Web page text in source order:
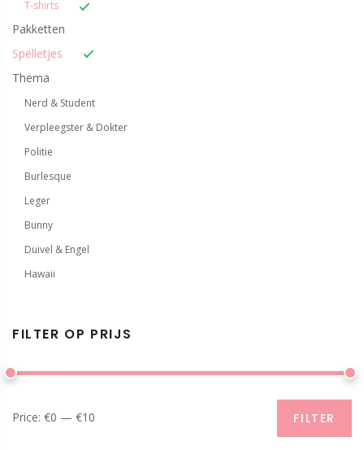
T-shirts
Pakketten
Spelletjes
Thema
Nerd & Student
Verpleegster & Dokter
Politie
Burlesque
Leger
Bunny
Duivel & Engel
Hawaii
FILTER OP PRIJS
FILTER
Price: €0 — €10